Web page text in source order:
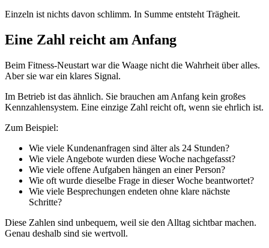
Einzeln ist nichts davon schlimm. In Summe entsteht Trägheit.
Eine Zahl reicht am Anfang
Beim Fitness-Neustart war die Waage nicht die Wahrheit über alles.
Aber sie war ein klares Signal.
Im Betrieb ist das ähnlich. Sie brauchen am Anfang kein großes
Kennzahlensystem. Eine einzige Zahl reicht oft, wenn sie ehrlich ist.
Zum Beispiel:
Wie viele Kundenanfragen sind älter als 24 Stunden?
Wie viele Angebote wurden diese Woche nachgefasst?
Wie viele offene Aufgaben hängen an einer Person?
Wie oft wurde dieselbe Frage in dieser Woche beantwortet?
Wie viele Besprechungen endeten ohne klare nächste
Schritte?
Diese Zahlen sind unbequem, weil sie den Alltag sichtbar machen.
Genau deshalb sind sie wertvoll.